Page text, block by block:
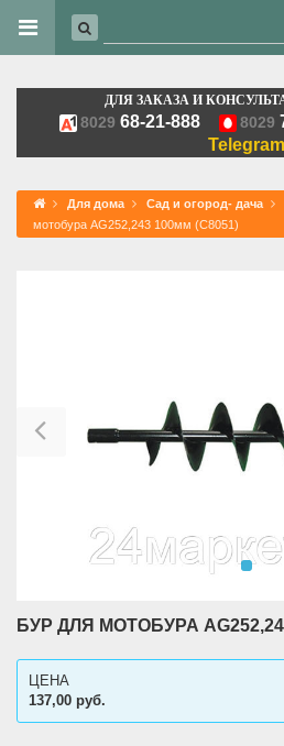
ДЛЯ ЗАКАЗА И
8029 68-21-888 8029
Telegram
Для дома Сад и огород- дача
мотобура AG252,243 100мм (C8051)
БУР ДЛЯ МОТОБУРА
137,00 руб.
ЦЕНА